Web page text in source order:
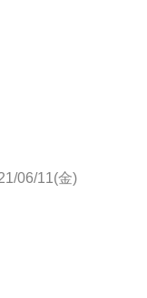
06/11(金)